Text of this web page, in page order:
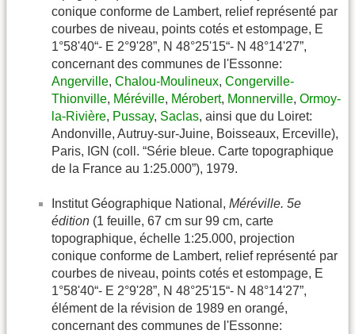
conique conforme de Lambert, relief représenté par
courbes de niveau, points cotés et estompage, E
1°58'40“- E 2°9'28”, N 48°25'15“- N 48°14'27”,
concernant des communes de l'Essonne:
Angerville, Chalou-Moulineux, Congerville-
Thionville, Méréville, Mérobert, Monnerville, Ormoy-
la-Rivière, Pussay, Saclas, ainsi que du Loiret:
Andonville, Autruy-sur-Juine, Boisseaux, Erceville),
Paris, IGN (coll. “Série bleue. Carte topographique
de la France au 1:25.000”), 1979.
Institut Géographique National, Méréville. 5e
édition (1 feuille, 67 cm sur 99 cm, carte
topographique, échelle 1:25.000, projection
conique conforme de Lambert, relief représenté par
courbes de niveau, points cotés et estompage, E
1°58'40“- E 2°9'28”, N 48°25'15“- N 48°14'27”,
élément de la révision de 1989 en orangé,
concernant des communes de l'Essonne: